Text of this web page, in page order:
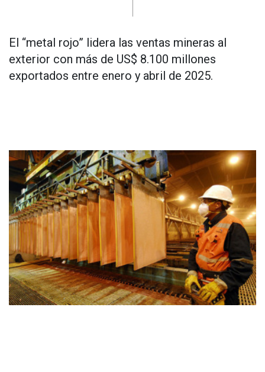
El “metal rojo” lidera las ventas mineras al
exterior con más de US$ 8.100 millones
exportados entre enero y abril de 2025.